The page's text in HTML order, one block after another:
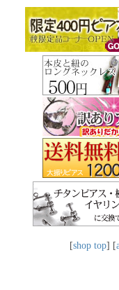
[shop top] [